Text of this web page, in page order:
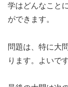
学はどんなこと
ができます。
問題は、特に大
ります。よいです